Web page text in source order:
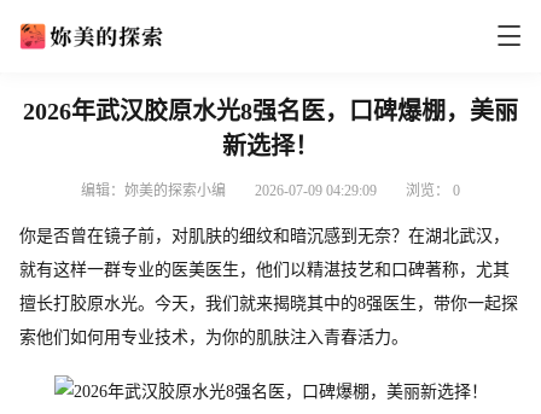
2026年武汉胶原水光8强名医，口碑爆棚，美丽
新选择！
编辑：妳美的探索小编 2026-07-09 04:29:09 浏览： 0
你是否曾在镜子前，对肌肤的细纹和暗沉感到无奈？在湖北武汉，
就有这样一群专业的医美医生，他们以精湛技艺和口碑著称，尤其
擅长打胶原水光。今天，我们就来揭晓其中的8强医生，带你一起探
索他们如何用专业技术，为你的肌肤注入青春活力。